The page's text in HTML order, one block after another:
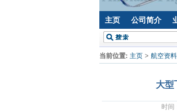
主页 公司简介
当前位置: 主页 > 航空资料
大型
时间